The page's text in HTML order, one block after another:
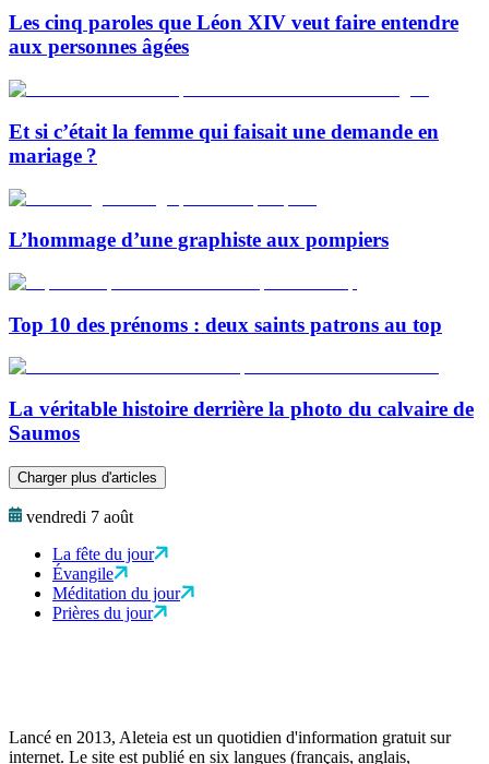
Les cinq paroles que Léon XIV veut faire entendre
aux personnes âgées
Et si c’était la femme qui faisait une demande en
mariage ?
L’hommage d’une graphiste aux pompiers
Top 10 des prénoms : deux saints patrons au top
La véritable histoire derrière la photo du calvaire de
Saumos
Charger plus d'articles
vendredi 7 août
La fête du jour
Évangile
Méditation du jour
Prières du jour
Lancé en 2013, Aleteia est un quotidien d'information gratuit sur
internet. Le site est publié en six langues (français, anglais,